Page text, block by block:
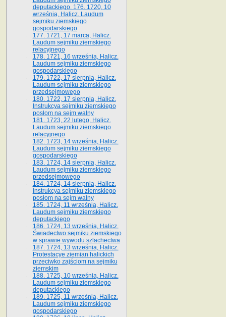
deputackiego. 176. 1720, 10
września, Halicz. Laudum
sejmiku ziemskiego
gospodarskiego
177. 1721, 17 marca, Halicz.
Laudum sejmiku ziemskiego
relacyjnego
178. 1721, 16 września, Halicz.
Laudum sejmiku ziemskiego
gospodarskiego
179. 1722, 17 sierpnia, Halicz.
Laudum sejmiku ziemskiego
przedsejmowego
180. 1722, 17 sierpnia, Halicz.
Instrukcya sejmiku ziemskiego
posłom na sejm walny
181. 1723, 22 lutego, Halicz.
Laudum sejmiku ziemskiego
relacyjnego
182. 1723, 14 września, Halicz.
Laudum sejmiku ziemskiego
gospodarskiego
183. 1724, 14 sierpnia, Halicz.
Laudum sejmiku ziemskiego
przedsejmowego
184. 1724, 14 sierpnia, Halicz.
Instrukcya sejmiku ziemskiego
posłom na sejm walny
185. 1724, 11 września, Halicz.
Laudum sejmiku ziemskiego
deputackiego
186. 1724, 13 września, Halicz.
Świadectwo sejmiku ziemskiego
w sprawie wywodu szlachectwa
187. 1724, 13 września, Halicz.
Protestacye ziemian halickich
przeciwko zajściom na sejmiku
ziemskim
188. 1725, 10 września, Halicz.
Laudum sejmiku ziemskiego
deputackiego
189. 1725, 11 września, Halicz.
Laudum sejmiku ziemskiego
gospodarskiego